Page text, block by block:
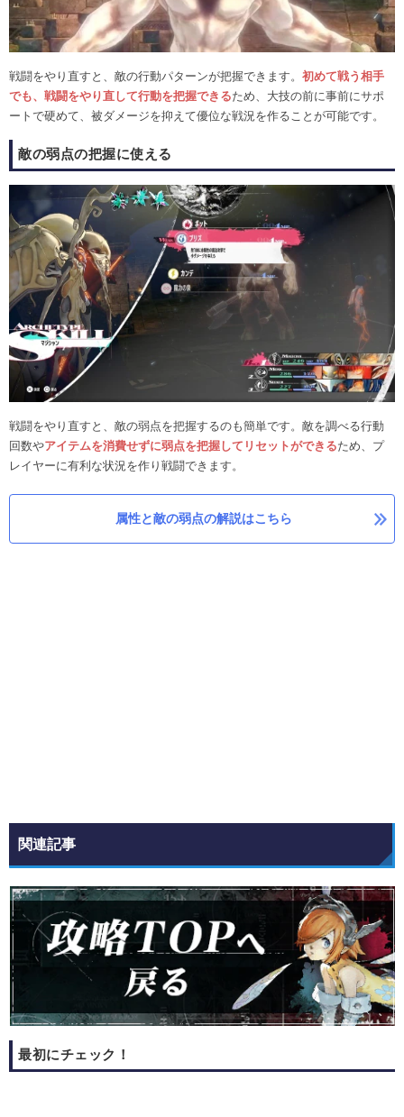
戦闘をやり直すと、敵の行動パターンが把握できます。 初めて戦う相手
でも、戦闘をやり直して行動を把握できるため、大技の前に事前にサポ
ートで硬めて、被ダメージを抑えて優位な戦況を作ることが可能です。
敵の弱点の把握に使える
戦闘をやり直すと、敵の弱点を把握するのも簡単です。敵を調べる行動
回数やアイテムを消費せずに弱点を把握してリセットができるため、プ
レイヤーに有利な状況を作り戦闘できます。
属性と敵の弱点の解説はこちら
関連記事
最初にチェック！